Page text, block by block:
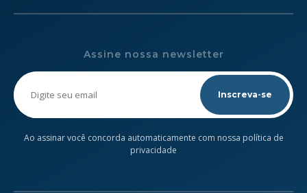
Assine nossa newsletter
Please
leave
this
field
Ao assinar você concorda automaticamente com nossa política de
privacidade